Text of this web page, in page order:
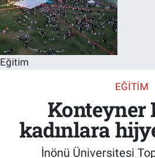
Eğitim
EĞITIM
Konteyner
kadınlara
İnönü Üniversitesi